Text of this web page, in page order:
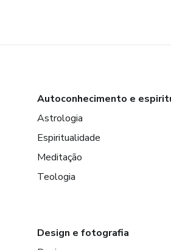
Autoconhecimento e
Astrologia
Espiritualidade
Meditação
Teologia
Design e fotografia